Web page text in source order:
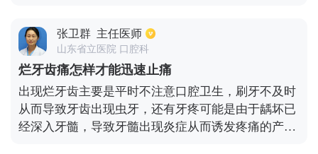
用其他药物辅助治疗，如甲硝唑，阿莫西林等药物。
当病人出现牙痛症状时，应当及时就医，到正规医院
或者正规牙诊所进行针对性治疗，按医嘱用药。
应该尽早的去医院检查和治疗，确诊引起牙齿疼痛的
因素，确诊发病的牙齿，然后采取根管治疗的方法可
以将牙齿内的炎症引流出来，将感染物质取出可以缓
解牙齿疼痛，然后进行填充，有效地阻隔外界刺激，
可以避免牙齿再次出现疼痛。若是在夜间突然疼痛严
重，没有办法去就诊，在这种情况下可以利用凉水漱
口，也可以口服一些止痛药物，能够有效的缓解疼痛
张卫群 主任医师
山东省立医院 口腔科
烂牙齿痛怎样才能迅速止痛
出现烂牙齿主要是平时不注意口腔卫生，刷牙不及时
从而导致牙齿出现虫牙，还有牙疼可能是由于龋坏已
经深入牙髓，导致牙髓出现炎症从而诱发疼痛的产